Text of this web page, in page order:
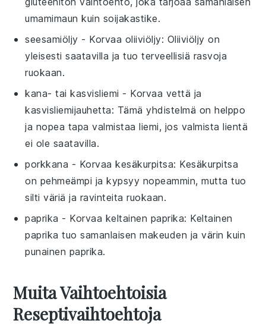
umamimaun kuin soijakastike.
seesamiöljy - Korvaa oliiviöljy: Oliiviöljy on
yleisesti saatavilla ja tuo terveellisiä rasvoja
ruokaan.
kana- tai kasvisliemi - Korvaa vettä ja
kasvisliemijauhetta: Tämä yhdistelmä on helppo
ja nopea tapa valmistaa liemi, jos valmista lientä
ei ole saatavilla.
porkkana - Korvaakesäkurpitsa: Kesäkurpitsa
on pehmeämpi ja kypsyy nopeammin, mutta tuo
silti väriä ja ravinteita ruokaan.
paprika - Korvaa keltainen paprika: Keltainen
paprika tuo samanlaisen makeuden ja värin kuin
punainen paprika.
Muita Vaihtoehtoisia
Reseptivaihtoehtoja